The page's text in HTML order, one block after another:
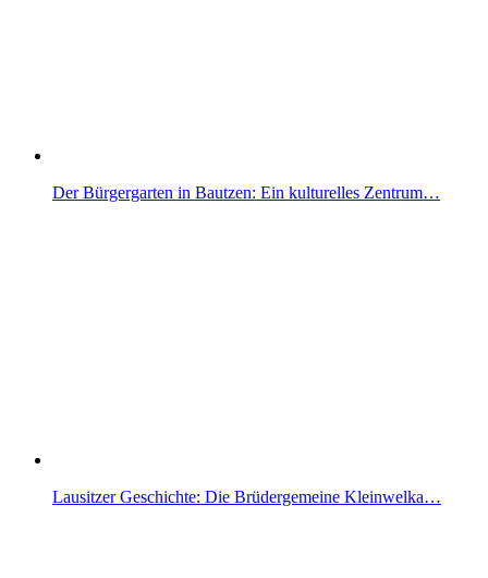
Der Bürgergarten in Bautzen: Ein kulturelles Zentrum…
Lausitzer Geschichte: Die Brüdergemeine Kleinwelka…